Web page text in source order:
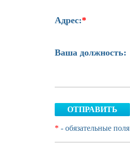
Адрес:*
Ваша должность:
ОТПРАВИТЬ
* - обязательные поля